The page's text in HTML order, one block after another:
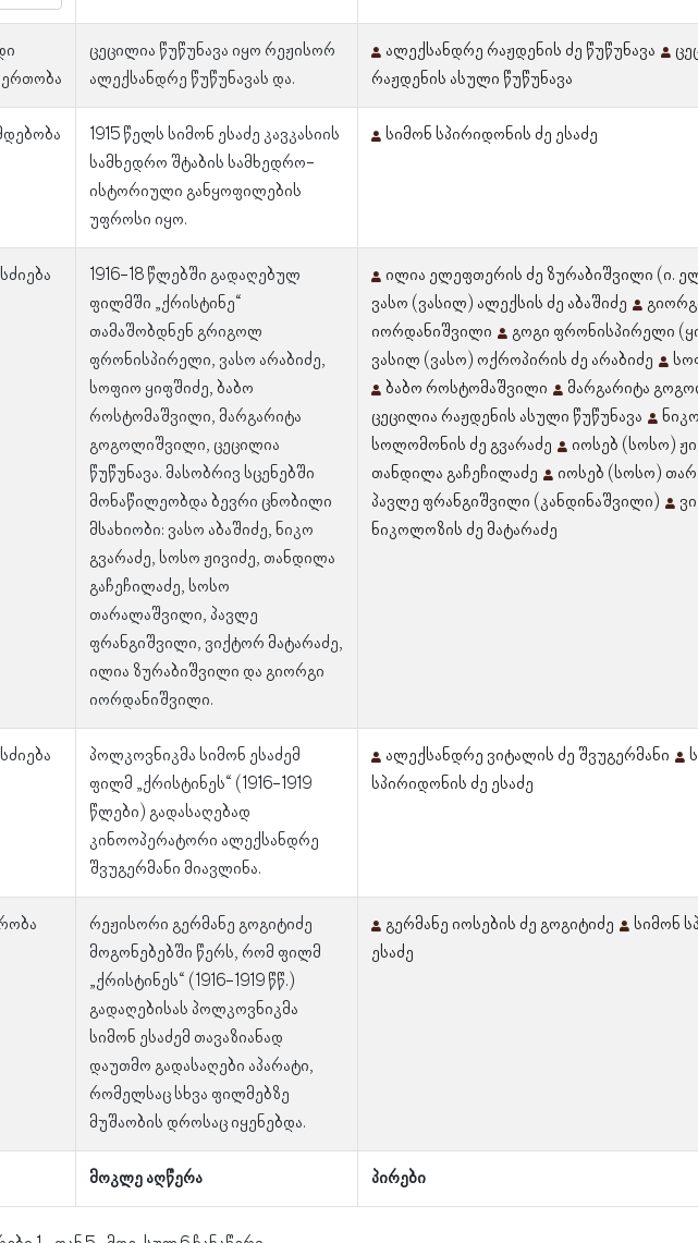
მოკლე აღწერა პირები
ცეცილია წუწუნავა იყო რეჟისორ
ალექსანდრე წუწუნავას და.
ალექსანდრე რაჟდენის ძე წუწუნავა
რაჟდენის ასული წუწუნავა
1915 წელს სიმონ ესაძე კავკასიის
სამხედრო შტაბის სამხედრო-
ისტორიული განყოფილების
უფროსი იყო.
სიმონ სპირიდონის ძე ესაძე
1916-18 წლებში გადაღებულ
ფილმში „ქრისტინე“
თამაშობდნენ გრიგოლ
ფრონისპირელი, ვასო არაბიძე,
სოფიო ყიფშიძე, ბაბო
როსტომაშვილი, მარგარიტა
გოგოლიშვილი, ცეცილია
წუწუნავა. მასობრივ სცენებში
მონაწილეობდა ბევრი ცნობილი
მსახიობი: ვასო აბაშიძე, ნიკო
გვარაძე, სოსო ჟივიძე, თანდილა
გაჩეჩილაძე, სოსო
თარალაშვილი, პავლე
ფრანგიშვილი, ვიქტორ მატარაძე,
ილია ზურაბიშვილი და გიორგი
იორდანიშვილი.
ილია ელეფთერის ძე ზურაბიშვილი (ი.
ვასო (ვასილ) ალექსის ძე აბაშიძე
იორდანიშვილი
გოგი ფრონისპირელი
ვასილ (ვასო) ოქროპირის ძე არაბიძე
ბაბო როსტომაშვილი
მარგარიტა
ცეცილია რაჟდენის ასული წუწუნავა
სოლომონის ძე გვარაძე
იოსებ (სოსო)
თანდილა გაჩეჩილაძე
იოსებ (სოსო)
პავლე ფრანგიშვილი (კანდინაშვილი)
ნიკოლოზის ძე მატარაძე
პოლკოვნიკმა სიმონ ესაძემ
ფილმ „ქრისტინეს“ (1916-1919
წლები) გადასაღებად
კინოოპერატორი ალექსანდრე
შვუგერმანი მიავლინა.
ალექსანდრე ვიტალის ძე შვუგერმანი
სპირიდონის ძე ესაძე
რეჟისორი გერმანე გოგიტიძე
მოგონებებში წერს, რომ ფილმ
„ქრისტინეს“ (1916-1919 წწ.)
გადაღებისას პოლკოვნიკმა
სიმონ ესაძემ თავაზიანად
დაუთმო გადასაღები აპარატი,
რომელსაც სხვა ფილმებზე
მუშაობის დროსაც იყენებდა.
გერმანე იოსების ძე გოგიტიძე
სიმონ
ესაძე